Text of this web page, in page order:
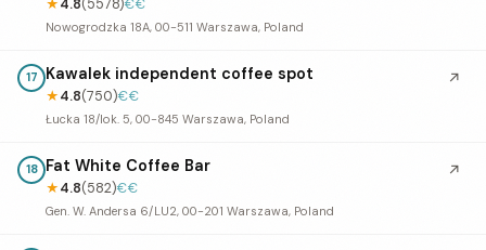
★4.8(5578)€€
Nowogrodzka 18A, 00-511 Warszawa, Poland
17 Kawalek independent coffee spot
★4.8(750)€€
Łucka 18/lok. 5, 00-845 Warszawa, Poland
↗
18 Fat White Coffee Bar
★4.8(582)€€
Gen. W. Andersa 6/LU2, 00-201 Warszawa, Poland
↗